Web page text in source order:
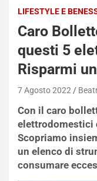
LIFESTYLE E
Caro
questi 5
Risparmi
7 Agosto 2022
Con il caro
elettrodomestici
Scopriamo
un elenco di
consumare